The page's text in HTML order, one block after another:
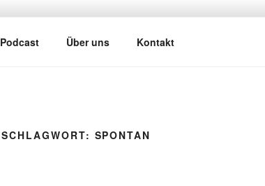
ATSCHEBÄREBACH
Mit viel Spaß, Humor und Sarkasmus
Podcast Über uns Kontakt
SCHLAGWORT: SPONTAN